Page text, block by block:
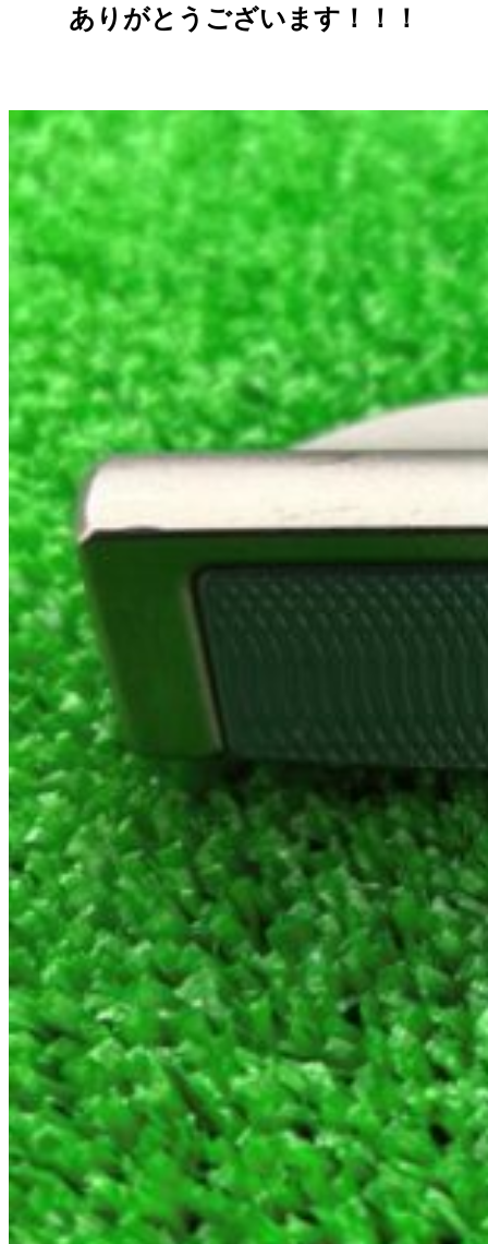
ありがとうございます！！！